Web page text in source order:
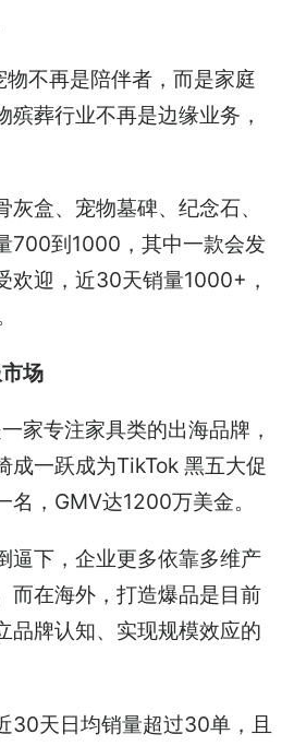
物不再是陪伴者，而是家庭
殡葬行业不再是边缘业务，
盒、宠物墓碑、纪念石、
700到1000，其中一款会发
欢迎，近30天销量1000+，
场
家专注家具类的出海品牌，
成一跃成为TikTok 黑五大促
名，GMV达1200万美金。
逼下，企业更多依靠多维产
而在海外，打造爆品是目前
品牌认知、实现规模效应的
30天日均销量超过30单，且